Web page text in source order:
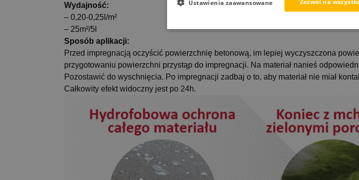
Wydajność:
– 0,20-0,25l /m²
– 25m²/5l
Sposób aplikacji:
Przed impregnacją oczyścić powierzchnię betonową, im lepiej wyczyszczona
przygotowaniu powierzchni przystąp do impregnacji. Na materiał nanieś
Pozostawić do wyschnięcia. Po impregnacji zadbaj o to, aby materiał nie miał
Całkowity efekt widoczny jest po 24h.
Ustawienia zaawansowane